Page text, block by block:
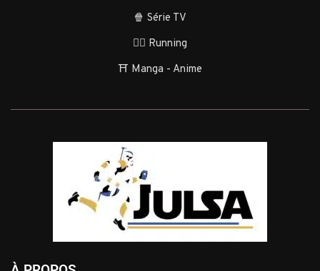
🍿 Série TV
🏃‍♂️ Running
⛩️ Manga - Anime